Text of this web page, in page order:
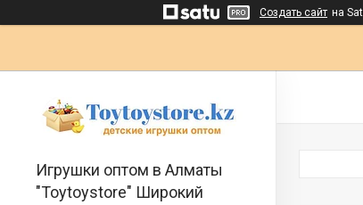
Создать сайт на
Игрушки оптом в Алматы
"Toytoystore" Широкий